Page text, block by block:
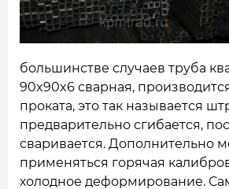
большинстве случаев труба
90x90x6 сварная,
проката, это так называется
предварительно сгибается,
сваривается. Дополнительно
применяться горячая
холодное деформирование.